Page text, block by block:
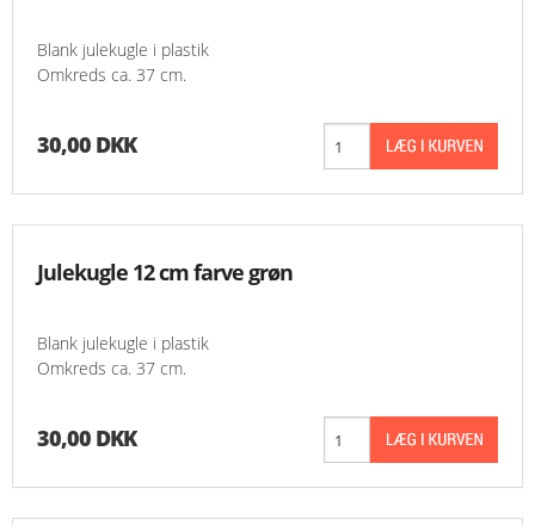
Blank julekugle i plastik
Omkreds ca. 37 cm.
30,00 DKK
Julekugle 12 cm farve grøn
Blank julekugle i plastik
Omkreds ca. 37 cm.
30,00 DKK